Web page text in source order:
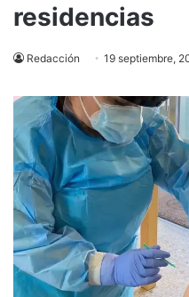
residencias
Redacción 19 septiembre,